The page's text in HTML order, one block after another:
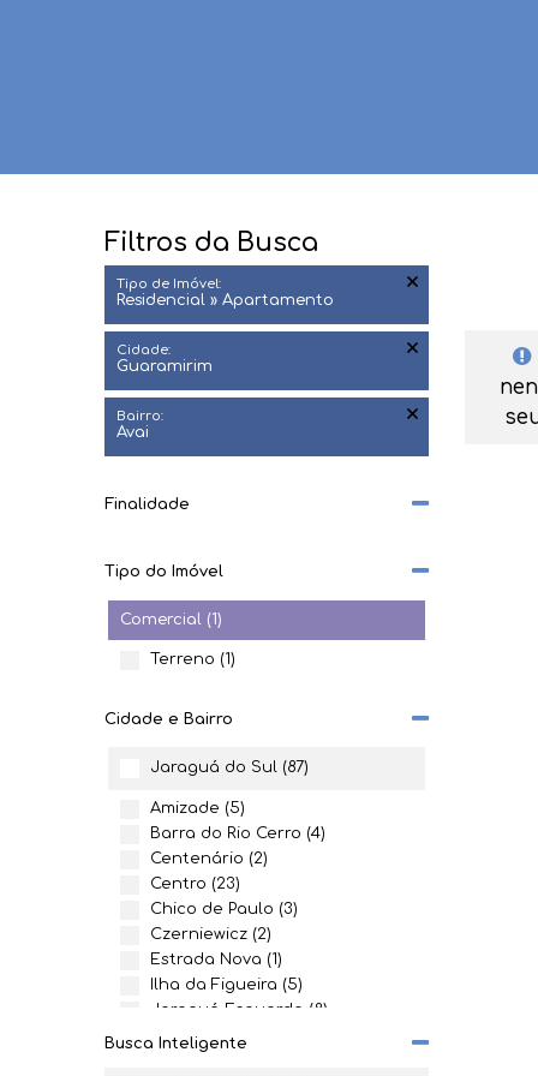
Filtros da Busca
Tipo de Imóvel:
Residencial » Apartamento
Cidade:
Guaramirim
Bairro:
Avai
Finalidade
Tipo do Imóvel
Comercial (1)
Terreno (1)
Cidade e Bairro
Jaraguá do Sul (87)
Amizade (5)
Barra do Rio Cerro (4)
Centenário (2)
Centro (23)
Chico de Paulo (3)
Czerniewicz (2)
Estrada Nova (1)
Ilha da Figueira (5)
Jaraguá Esquerdo (8)
João Pessoa (4)
Busca Inteligente